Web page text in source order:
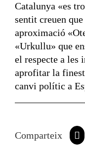
Catalunya «es
sentit creuen
aproximació
«Urkullu» que
el respecte a les
aprofitar la
canvi polític a
Comparteix